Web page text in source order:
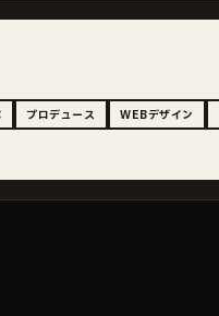
プロデュース WEBデザイン